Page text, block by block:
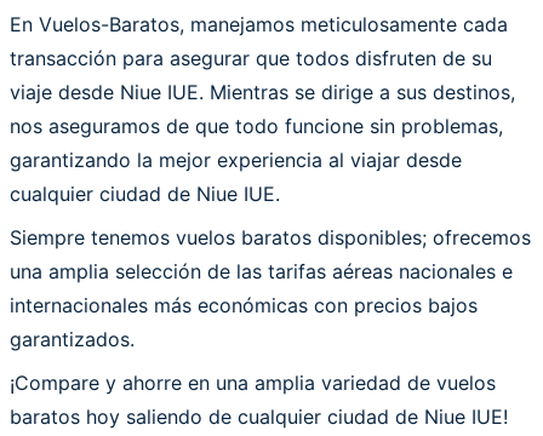
En Vuelos-Baratos, manejamos meticulosamente cada
transacción para asegurar que todos disfruten de su
viaje desde Niue IUE. Mientras se dirige a sus destinos,
nos aseguramos de que todo funcione sin problemas,
garantizando la mejor experiencia al viajar desde
cualquier ciudad de Niue IUE.
Siempre tenemos vuelos baratos disponibles; ofrecemos
una amplia selección de las tarifas aéreas nacionales e
internacionales más económicas con precios bajos
garantizados.
¡Compare y ahorre en una amplia variedad de vuelos
baratos hoy saliendo de cualquier ciudad de Niue IUE!